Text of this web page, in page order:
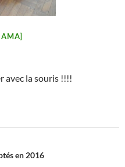
avec la souris !!!!
en 2016